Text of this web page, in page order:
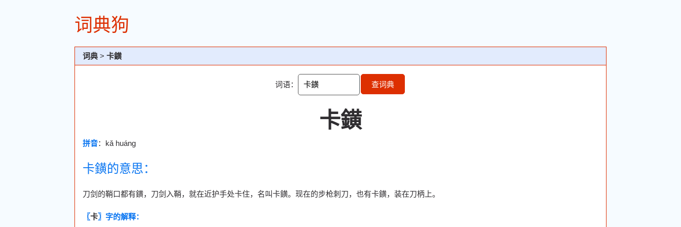
词典狗
词典 > 卡鐄
词语： 查词典
卡鐄
拼音：kǎ huáng
卡鐄的意思：
刀剑的鞘口都有鐄，刀剑入鞘，就在近护手处卡住，名叫卡鐄。现在的步枪刺刀，也有卡鐄，装在刀柄上。
〖卡〗字的解释：